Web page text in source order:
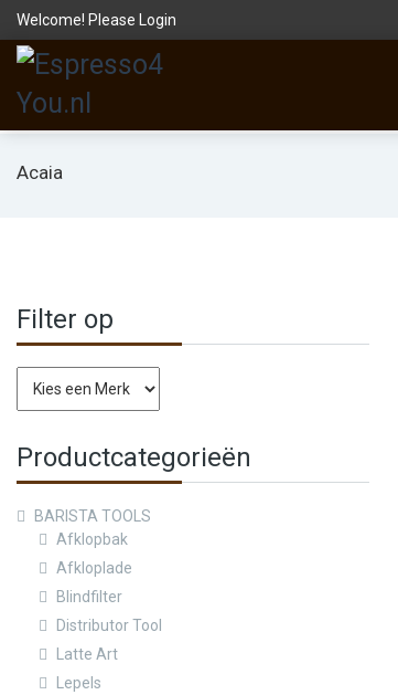
Welcome! Please Login
Acaia
Filter op
Productcategorieën
BARISTA TOOLS
Afklopbak
Afkloplade
Blindfilter
Distributor Tool
Latte Art
Lepels
Vergelijk
Vergelijk